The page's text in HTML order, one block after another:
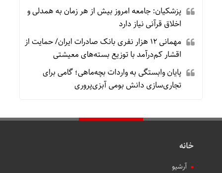
پزشکیان: جامعه امروز بیش از هر زمان به همدلی و
اخلاق قرآنی نیاز دارد
مهمانی ۱۲ هزار نفری بانک صادرات ایران/ حمایت از
اقشار کم‌درآمد با توزیع بسته‌های معیشتی
پایان وابستگی به واردات بچه‌ماهی؛ گامی برای
تجاری‌سازی دانش بومی آبزی‌پروری
خانه
آرشیو